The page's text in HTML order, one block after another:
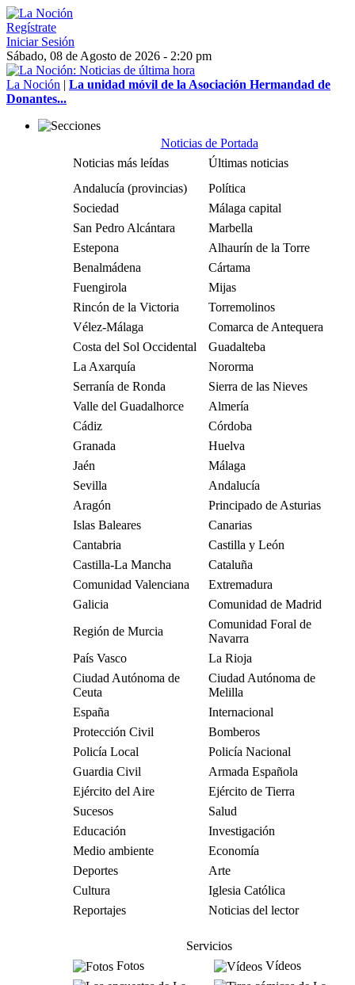
Regístrate
Iniciar Sesión
Sábado, 08 de Agosto de 2026 - 2:20 pm
La Noción | La unidad móvil de la Asociación Hermandad de
Donantes...
Noticias de Portada
Noticias más leídas
Últimas noticias
Andalucía (provincias)
Política
Sociedad
Málaga capital
San Pedro Alcántara
Marbella
Estepona
Alhaurín de la Torre
Benalmádena
Cártama
Fuengirola
Mijas
Rincón de la Victoria
Torremolinos
Vélez-Málaga
Comarca de Antequera
Costa del Sol Occidental
Guadalteba
La Axarquía
Nororma
Serranía de Ronda
Sierra de las Nieves
Valle del Guadalhorce
Almería
Cádiz
Córdoba
Granada
Huelva
Jaén
Málaga
Sevilla
Andalucía
Aragón
Principado de Asturias
Islas Baleares
Canarias
Cantabria
Castilla y León
Castilla-La Mancha
Cataluña
Comunidad Valenciana
Extremadura
Galicia
Comunidad de Madrid
Región de Murcia
Comunidad Foral de
Navarra
País Vasco
La Rioja
Ciudad Autónoma de
Ceuta
Ciudad Autónoma de
Melilla
España
Internacional
Protección Civil
Bomberos
Policía Local
Policía Nacional
Guardia Civil
Armada Española
Ejército del Aire
Ejército de Tierra
Sucesos
Salud
Educación
Investigación
Medio ambiente
Economía
Deportes
Arte
Cultura
Iglesia Católica
Reportajes
Noticias del lector
Servicios
Fotos
Vídeos